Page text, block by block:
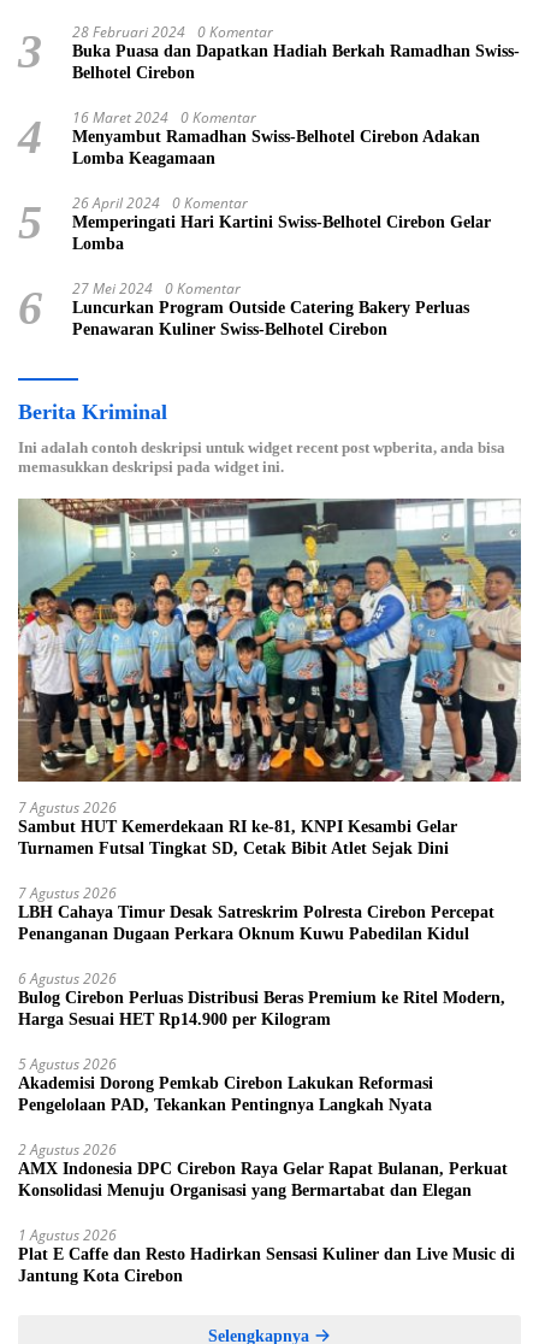
3 28 Februari 2024 0 Komentar
Buka Puasa dan Dapatkan Hadiah Berkah Ramadhan Swiss-
Belhotel Cirebon
4 16 Maret 2024 0 Komentar
Menyambut Ramadhan Swiss-Belhotel Cirebon Adakan
Lomba Keagamaan
5 26 April 2024 0 Komentar
Memperingati Hari Kartini Swiss-Belhotel Cirebon Gelar
Lomba
6 27 Mei 2024 0 Komentar
Luncurkan Program Outside Catering Bakery Perluas
Penawaran Kuliner Swiss-Belhotel Cirebon
Berita Kriminal
Ini adalah contoh deskripsi untuk widget recent post wpberita, anda bisa
memasukkan deskripsi pada widget ini.
7 Agustus 2026
Sambut HUT Kemerdekaan RI ke-81, KNPI Kesambi Gelar
Turnamen Futsal Tingkat SD, Cetak Bibit Atlet Sejak Dini
7 Agustus 2026
LBH Cahaya Timur Desak Satreskrim Polresta Cirebon Percepat
Penanganan Dugaan Perkara Oknum Kuwu Pabedilan Kidul
6 Agustus 2026
Bulog Cirebon Perluas Distribusi Beras Premium ke Ritel Modern,
Harga Sesuai HET Rp14.900 per Kilogram
5 Agustus 2026
Akademisi Dorong Pemkab Cirebon Lakukan Reformasi
Pengelolaan PAD, Tekankan Pentingnya Langkah Nyata
2 Agustus 2026
AMX Indonesia DPC Cirebon Raya Gelar Rapat Bulanan, Perkuat
Konsolidasi Menuju Organisasi yang Bermartabat dan Elegan
1 Agustus 2026
Plat E Caffe dan Resto Hadirkan Sensasi Kuliner dan Live Music di
Jantung Kota Cirebon
Selengkapnya